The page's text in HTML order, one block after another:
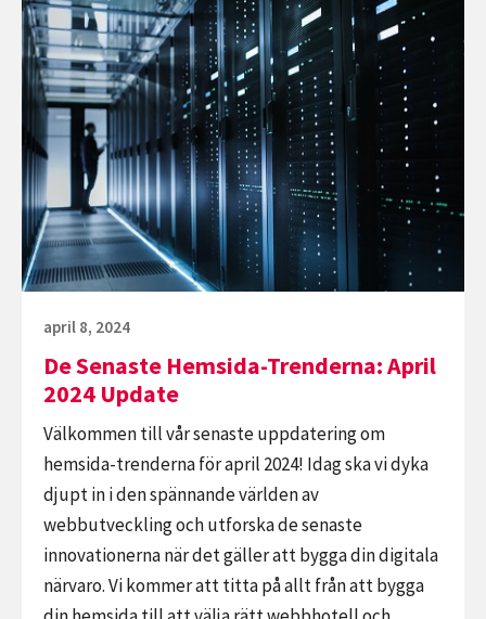
Beprövade
Tekniker
för
Att
Skydda
Dig
Mot
Hackare
Fortsätt
läsa
De
Senaste
Hemsida-
Trenderna:
April
2024
Update
Publicerat
april 8, 2024
De Senaste Hemsida-Trenderna: April
2024 Update
Välkommen till vår senaste uppdatering om
hemsida-trenderna för april 2024! Idag ska vi dyka
djupt in i den spännande världen av
webbutveckling och utforska de senaste
innovationerna när det gäller att bygga din digitala
närvaro. Vi kommer att titta på allt från att bygga